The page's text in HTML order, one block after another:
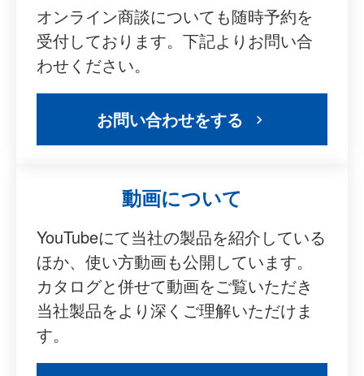
オンライン商談についても随時予約を
受付しております。下記よりお問い合
わせください。
お問い合わせをする
動画について
YouTubeにて当社の製品を紹介している
ほか、使い方動画も公開しています。
カタログと併せて動画をご覧いただき
当社製品をより深くご理解いただけま
す。